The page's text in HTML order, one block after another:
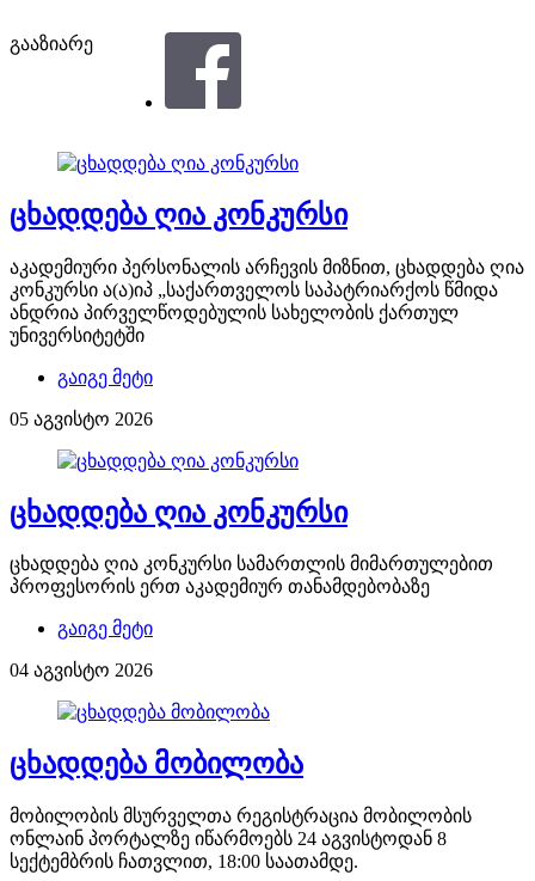
გააზიარე
ცხადდება ღია კონკურსი
აკადემიური პერსონალის არჩევის მიზნით, ცხადდება ღია
კონკურსი ა(ა)იპ „საქართველოს საპატრიარქოს წმიდა
ანდრია პირველწოდებულის სახელობის ქართულ
უნივერსიტეტში
გაიგე მეტი
05 აგვისტო 2026
ცხადდება ღია კონკურსი
ცხადდება ღია კონკურსი სამართლის მიმართულებით
პროფესორის ერთ აკადემიურ თანამდებობაზე
გაიგე მეტი
04 აგვისტო 2026
ცხადდება მობილობა
მობილობის მსურველთა რეგისტრაცია მობილობის
ონლაინ პორტალზე იწარმოებს 24 აგვისტოდან 8
სექტემბრის ჩათვლით, 18:00 საათამდე.